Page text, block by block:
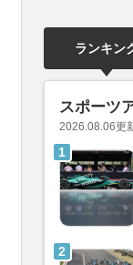
ランキン
スポーツ
2026.08.06更